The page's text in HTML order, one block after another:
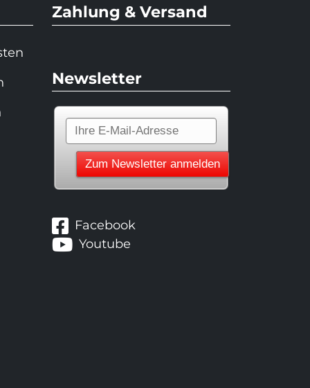
Zahlung & Versand
Newsletter
Facebook
Youtube